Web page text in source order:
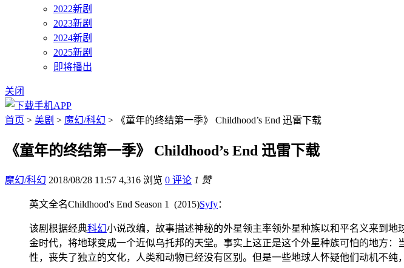
2022新剧
2023新剧
2024新剧
2025新剧
即将播出
关闭
首页 > 美剧 > 魔幻/科幻 > 《童年的终结第一季》 Childhood’s End 迅雷下载
《童年的终结第一季》 Childhood’s End 迅雷下载
魔幻/科幻 2018/08/28 11:57 4,316 浏览 0 评论 1 赞
英文全名Childhood's End Season 1 (2015)Syfy：
该剧根据经典科幻小说改编，故事描述神秘的外星领主率领外星种族以和平名义来到
金时代，将地球变成一个近似乌托邦的天堂。事实上这正是这个外星种族可怕的地方
性，丧失了独立的文化，人类和动物已经没有区别。但是一些地球人怀疑他们动机不纯